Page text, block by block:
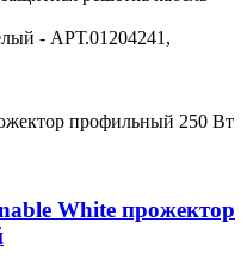
- АРТ.01204241,
профильный 250 Вт
White прожектор